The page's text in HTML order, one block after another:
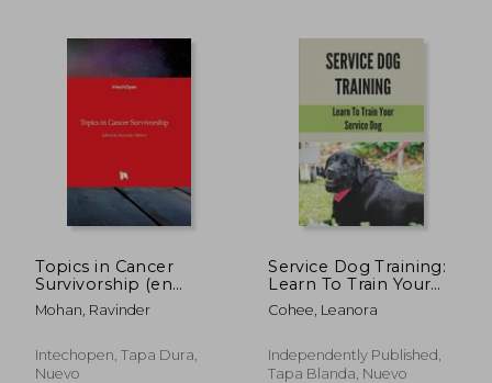
40%
dcto.
45%
dcto. $
Topics in Cancer
Survivorship (en
Inglés)
Mohan, Ravinder
Intechopen, Tapa Dura,
Nuevo
Service Dog Training:
Learn To Train Your
Service Dog: Training
Service Dog For
Cohee, Leanora
Independently Published,
Tapa Blanda, Nuevo